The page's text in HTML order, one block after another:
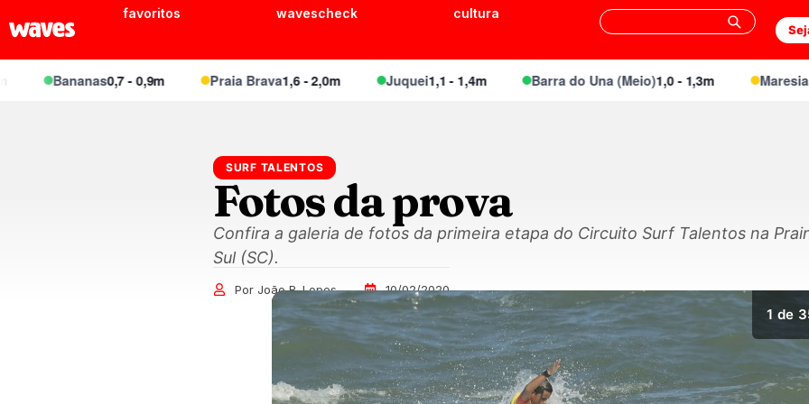
favoritos wavescheck cultura
Bananas0,7 - 0,9m Praia Brava1,6 - 2,0m Juquei1,1 - 1,4m Barra do Una (Meio)1,0 - 1,3m Maresias
SURF TALENTOS
Fotos da prova
Confira a galeria de fotos da primeira etapa do Circuito Surf Talentos na
Sul (SC).
Por João R. Lopes 10/02/2020
1 de